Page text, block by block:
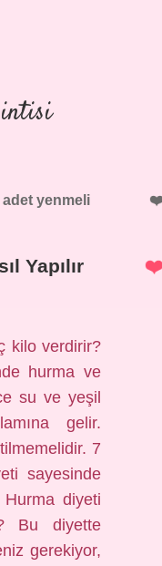
yenmeli
Yapılır
kilo verdirir?
hurma ve
su ve yeşil
gelir.
7
sayesinde
diyeti
Bu diyette
gerekiyor,